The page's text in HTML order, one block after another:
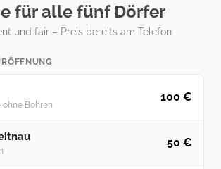
für alle fünf Dörfer
und fair – Preis bereits am Telefon
Bohren
100 €
50 €